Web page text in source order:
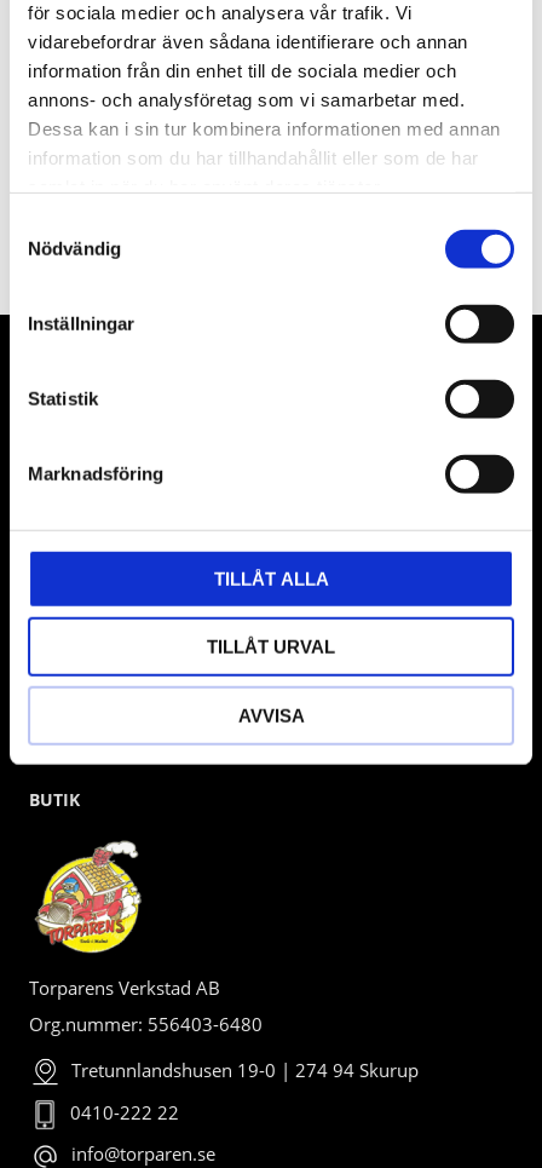
för sociala medier och analysera vår trafik. Vi
vidarebefordrar även sådana identifierare och annan
information från din enhet till de sociala medier och
annons- och analysföretag som vi samarbetar med.
Dessa kan i sin tur kombinera informationen med annan
information som du har tillhandahållit eller som de har
Nödvändig
Inställningar
Statistik
Marknadsföring
TILLÅT ALLA
TILLÅT URVAL
AVVISA
Nyhetsbrev
PRENUMERERA
Dina personuppgifter behandlas i enlighet med vår integritetspolicy.
Våra främsta leverantörer är KS Tools verktyg, ATH billyftar
& däckmaskiner och Master luftmaskiner. Kontakta oss
gärna om vad som helst då vi gör vårt yttersta för att hjälpa
kunden.
BUTIK
Torparens Verkstad AB
Org.nummer: 556403-6480
Tretunnlandshusen 19-0 | 274 94 Skurup
0410-222 22
info@torparen.se